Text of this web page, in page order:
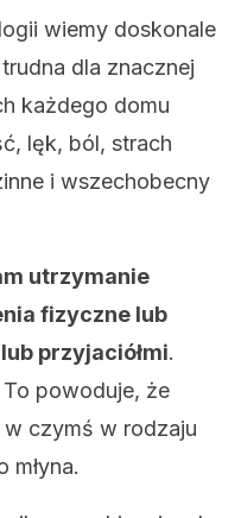
wiemy doskonale
dla znacznej
każdego domu
lęk, ból, strach
i wszechobecny
utrzymanie
fizyczne lub
przyjaciółmi.
powoduje, że
czymś w rodzaju
młyna.